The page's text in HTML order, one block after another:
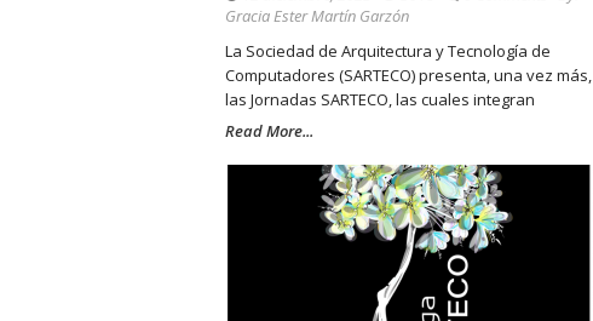
Gracia Ester Martín Garzón
La Sociedad de Arquitectura y Tecnología de
Computadores (SARTECO) presenta, una vez más,
las Jornadas SARTECO, las cuales integran
Read More...